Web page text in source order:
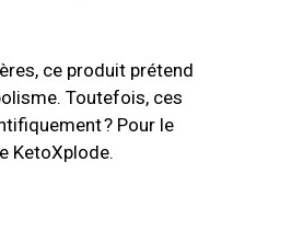
ce produit prétend
Toutefois, ces
? Pour le
KetoXplode.